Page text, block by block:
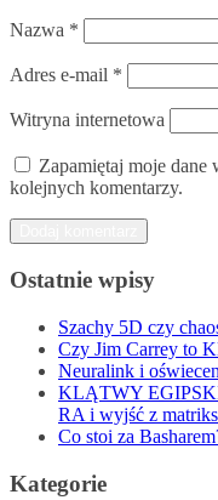
Nazwa *
Adres e-mail *
Witryna internetowa
Zapamiętaj moje dane
kolejnych komentarzy.
Ostatnie wpisy
Szachy 5D czy
Czy Jim Carrey to
Neuralink i
KLĄTWY
RA i wyjść z
Co stoi za
Kategorie